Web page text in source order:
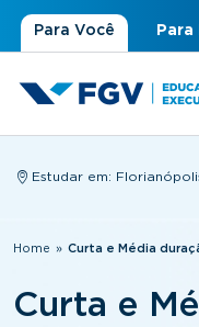
Para Você Para
Estudar em:
Você está
Home » Curta e Média
Curta e